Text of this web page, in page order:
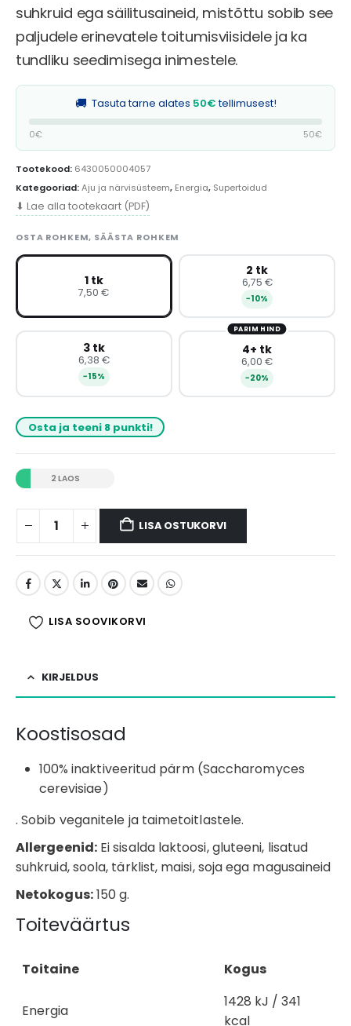
suhkruid ega säilitusaineid, mistõttu sobib see
paljudele erinevatele toitumisviisidele ja ka
tundliku seedimisega inimestele.
🚚 Tasuta tarne alates 50€tellimusest!
0€ 50€
Tootekood: 6430050004057
Kategooriad:Aju ja närvisüsteem, Energia, Supertoidud
⬇ Lae alla tootekaart (PDF)
OSTA ROHKEM, SÄÄSTA ROHKEM
1 tk
7,50 €
2 tk
6,75 €
−10%
3 tk
6,38 €
−15%
PARIM HIND
4+ tk
6,00 €
−20%
Osta ja teeni 8 punkti!
2 LAOS
LISA OSTUKORVI
LISA SOOVIKORVI
KIRJELDUS
Koostisosad
100% inaktiveeritud pärm (Saccharomyces
cerevisiae)
. Sobib veganitele ja taimetoitlastele.
Allergeenid:Ei sisalda laktoosi, gluteeni, lisatud
suhkruid, soola, tärklist, maisi, soja ega magusaineid
Netokogus:150 g.
Toiteväärtus
Toitaine Kogus
Energia
1428 kJ / 341
kcal